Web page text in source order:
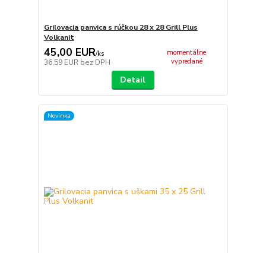
Grilovacia panvica s rúčkou 28 x 28 Grill Plus
Volkanit
45,00 EUR/ks
36,59 EUR bez DPH
momentálne
vypredané
Detail
Novinka